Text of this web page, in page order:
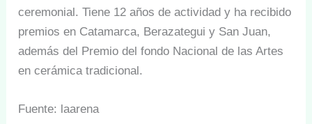
ceremonial. Tiene 12 años de actividad y ha recibido
premios en Catamarca, Berazategui y San Juan,
además del Premio del fondo Nacional de las Artes
en cerámica tradicional.
Fuente: laarena